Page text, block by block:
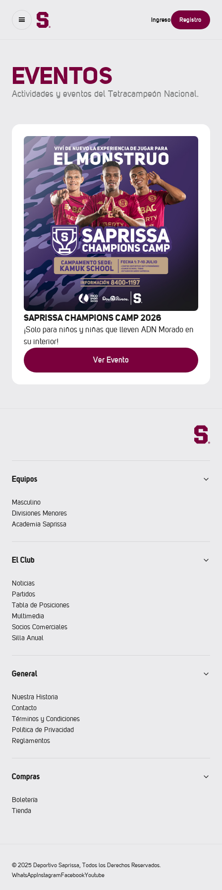
Ingreso Registro
EVENTOS
Actividades y eventos del Tetracampeón Nacional.
SAPRISSA CHAMPIONS CAMP 2026
¡Solo para niños y niñas que lleven ADN Morado en
su interior!
Ver Evento
Equipos
Masculino
Divisiones Menores
Academia Saprissa
El Club
Noticias
Partidos
Tabla de Posiciones
Multimedia
Socios Comerciales
Silla Anual
General
Nuestra Historia
Contacto
Términos y Condiciones
Política de Privacidad
Reglamentos
Compras
Boletería
Tienda
© 2025 Deportivo Saprissa, Todos los Derechos Reservados.
WhatsApp InstagramFacebookYoutube